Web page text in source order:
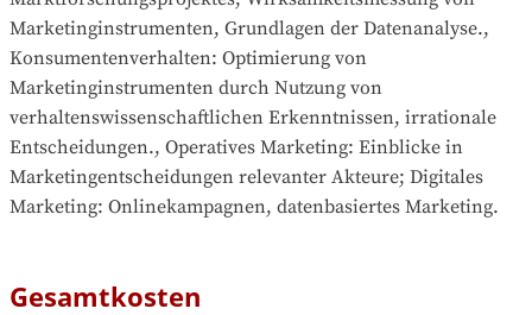
Marketinginstrumenten, Grundlagen der Datenanalyse.,
Konsumentenverhalten: Optimierung von
Marketinginstrumenten durch Nutzung von
verhaltenswissenschaftlichen Erkenntnissen, irrationale
Entscheidungen., Operatives Marketing: Einblicke in
Marketingentscheidungen relevanter Akteure; Digitales
Marketing: Onlinekampagnen, datenbasiertes Marketing.
Gesamtkosten